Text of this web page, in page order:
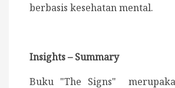
berbasis kesehatan mental.
Insights – Summary
Buku "The Signs"